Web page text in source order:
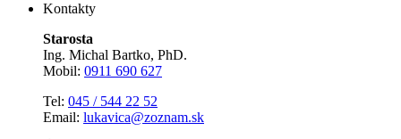
Kontakty
Starosta
Ing. Michal Bartko, PhD.
Mobil: 0911 690 627
Tel: 045 / 544 22 52
Email: lukavica@zoznam.sk